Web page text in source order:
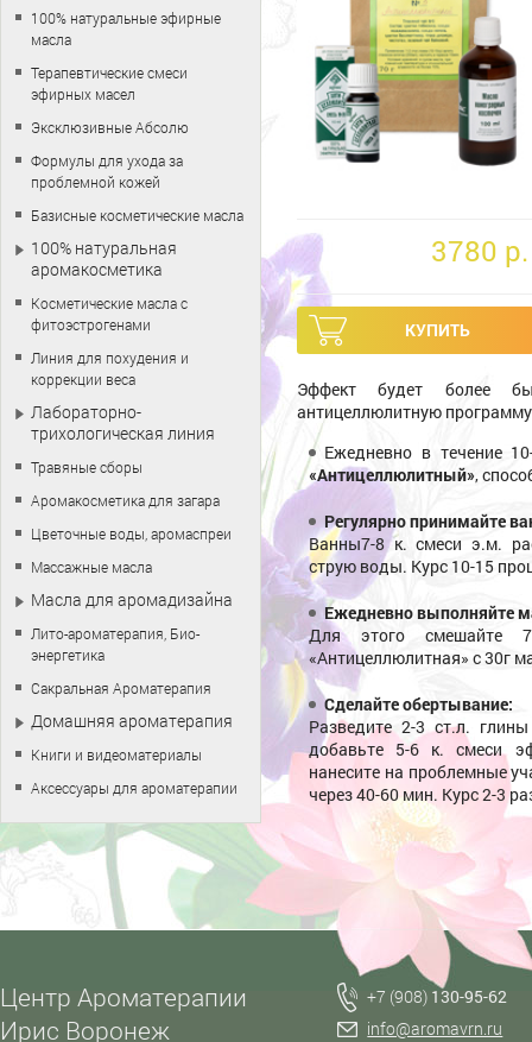
3780 p.
Эффект будет более
антицеллюлитную
Ежедневно в течение
«Антицеллюлитный»,
Регулярно принимайте
Ванны7-8 к. смеси э.м.
струю воды. Курс 10-15
Ежедневно выполняйте
Для этого
«Антицеллюлитная» с 30г
Сделайте обертывание:
Разведите 2-3 ст.л.
добавьте 5-6 к. смеси
нанесите на проблемные
через 40-60 мин. Курс 2-3
100% натуральные эфирные
масла
Терапевтические смеси
эфирных масел
Эксклюзивные Абсолю
Формулы для ухода за
проблемной кожей
Базисные косметические масла
100% натуральная
аромакосметика
Косметические масла с
фитоэстрогенами
Линия для похудения и
коррекции веса
Лабораторно-
трихологическая линия
Травяные сборы
Аромакосметика для загара
Цветочные воды, аромаспреи
Массажные масла
Масла для аромадизайна
Лито-ароматерапия, Био-
энергетика
Сакральная Ароматерапия
Домашняя ароматерапия
Книги и видеоматериалы
Аксессуары для ароматерапии
Центр Ароматерапии
Ирис Воронеж
+7 (908) 130-95-62
info@aromavrn.ru